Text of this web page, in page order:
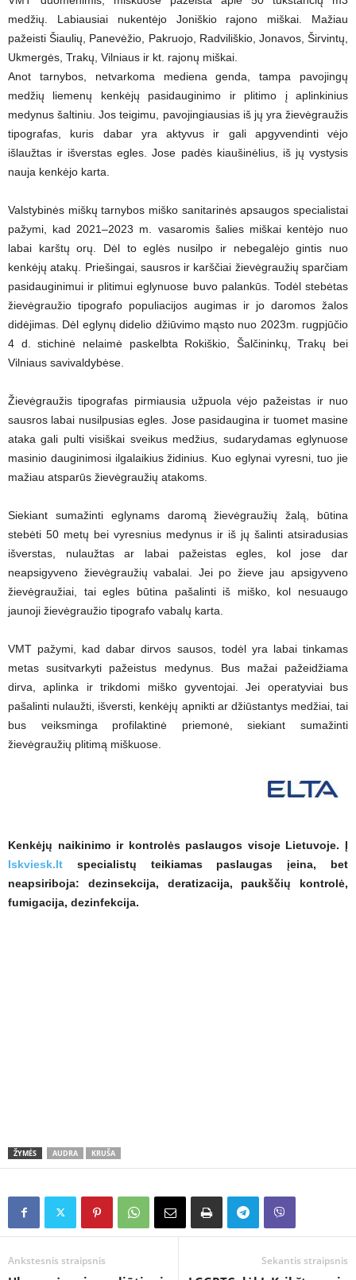
medžių. Labiausiai nukentėjo Joniškio rajono miškai. Mažiau
pažeisti Šiaulių, Panevėžio, Pakruojo, Radviliškio, Jonavos, Širvintų,
Ukmergės, Trakų, Vilniaus ir kt. rajonų miškai.
Anot tarnybos, netvarkoma mediena genda, tampa pavojingų
medžių liemenų kenkėjų pasidauginimo ir plitimo į aplinkinius
medynus šaltiniu. Jos teigimu, pavojingiausias iš jų yra žievėgraužis
tipografas, kuris dabar yra aktyvus ir gali apgyvendinti vėjo
išlaužtas ir išverstas egles. Jose padės kiaušinėlius, iš jų vystysis
nauja kenkėjo karta.
Valstybinės miškų tarnybos miško sanitarinės apsaugos specialistai
pažymi, kad 2021–2023 m. vasaromis šalies miškai kentėjo nuo
labai karštų orų. Dėl to eglės nusilpo ir nebegalėjo gintis nuo
kenkėjų atakų. Priešingai, sausros ir karščiai žievėgraužių sparčiam
pasidauginimui ir plitimui eglynuose buvo palankūs. Todėl stebėtas
žievėgraužio tipografo populiacijos augimas ir jo daromos žalos
didėjimas. Dėl eglynų didelio džiūvimo mąsto nuo 2023m. rugpjūčio
4 d. stichinė nelaimė paskelbta Rokiškio, Šalčininkų, Trakų bei
Vilniaus savivaldybėse.
Žievėgraužis tipografas pirmiausia užpuola vėjo pažeistas ir nuo
sausros labai nusilpusias egles. Jose pasidaugina ir tuomet masine
ataka gali pulti visiškai sveikus medžius, sudarydamas eglynuose
masinio dauginimosi ilgalaikius židinius. Kuo eglynai vyresni, tuo jie
mažiau atsparūs žievėgraužių atakoms.
Siekiant sumažinti eglynams daromą žievėgraužių žalą, būtina
stebėti 50 metų bei vyresnius medynus ir iš jų šalinti atsiradusias
išverstas, nulaužtas ar labai pažeistas egles, kol jose dar
neapsigyveno žievėgraužių vabalai. Jei po žieve jau apsigyveno
žievėgraužiai, tai egles būtina pašalinti iš miško, kol nesuaugo
jaunoji žievėgraužio tipografo vabalų karta.
VMT pažymi, kad dabar dirvos sausos, todėl yra labai tinkamas
metas susitvarkyti pažeistus medynus. Bus mažai pažeidžiama
dirva, aplinka ir trikdomi miško gyventojai. Jei operatyviai bus
pašalinti nulaužti, išversti, kenkėjų apnikti ar džiūstantys medžiai, tai
bus veiksminga profilaktinė priemonė, siekiant sumažinti
žievėgraužių plitimą miškuose.
Kenkėjų naikinimo ir kontrolės paslaugos visoje Lietuvoje. Į
Iskviesk.lt specialistų teikiamas paslaugas įeina, bet
neapsiriboja: dezinsekcija, deratizacija, paukščių kontrolė,
fumigacija, dezinfekcija.
ŽYMĖS AUDRA KRUŠA
Ankstesnis straipsnis Sekantis straipsnis